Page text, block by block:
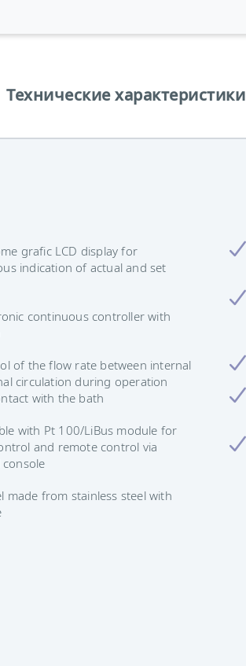
Технические характеристики
grafic LCD display for
indication of actual and set
continuous controller with
of the flow rate between internal
circulation during operation
with the bath
with Pt 100/LiBus module for
and remote control via
made from stainless steel with